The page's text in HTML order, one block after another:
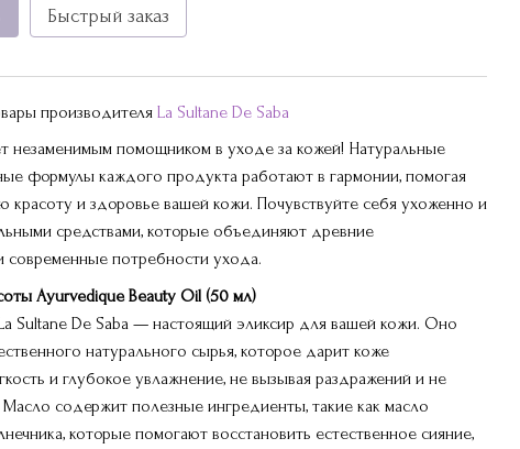
Быстрый заказ
производителя La Sultane De Saba
незаменимым помощником в уходе за кожей! Натуральные
формулы каждого продукта работают в гармонии, помогая
красоту и здоровье вашей кожи. Почувствуйте себя ухоженно и
средствами, которые объединяют древние
современные потребности ухода.
Ayurvedique Beauty Oil (50 мл)
Sultane De Saba — настоящий эликсир для вашей кожи. Оно
натурального сырья, которое дарит коже
и глубокое увлажнение, не вызывая раздражений и не
Масло содержит полезные ингредиенты, такие как масло
которые помогают восстановить естественное сияние,